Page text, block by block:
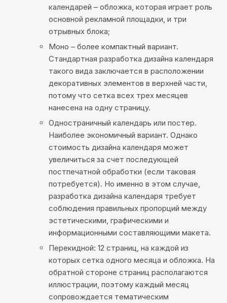
календарей – обложка, которая играет роль
основной рекламной площадки, и три
отрывных блока;
Моно – более компактный вариант.
Стандартная разработка дизайна календаря
такого вида заключается в расположении
декоративных элементов в верхней части,
потому что сетка всех трех месяцев
нанесена на одну страницу.
Одностраничный календарь или постер.
Наиболее экономичный вариант. Однако
стоимость дизайна календаря может
увеличиться за счет последующей
постпечатной обработки (если таковая
потребуется). Но именно в этом случае,
разработка дизайна календаря требует
соблюдения правильных пропорций между
эстетическими, графическими и
информационными составляющими макета.
Перекидной: 12 страниц, на каждой из
которых сетка одного месяца и обложка. На
обратной стороне страниц располагаются
иллюстрации, поэтому каждый месяц
сопровождается тематическим